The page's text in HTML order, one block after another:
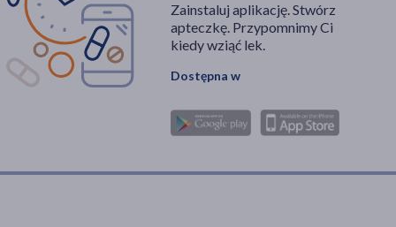
Zainstaluj aplikację. Stwórz
apteczkę. Przypomnimy Ci
kiedy wziąć lek.
Dostępna w